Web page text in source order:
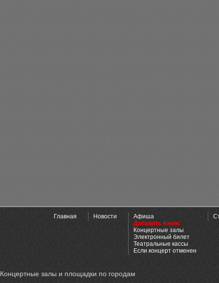
Главная Новости
Афиша
Добавить Анонс
Концертные залы
Электронный билет
Театральные кассы
Если концерт отменен
Концертные залы и площадки по городам